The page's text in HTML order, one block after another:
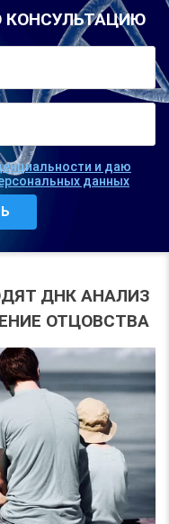
КОНСУЛЬТАЦИЮ
и даю
данных
ДНК АНАЛИЗ
ОТЦОВСТВА